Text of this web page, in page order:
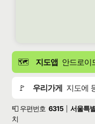
🗺️ 지도앱 안드로이
🚩 우리가게 지도에
📮 우편번호 6315 서울특
치